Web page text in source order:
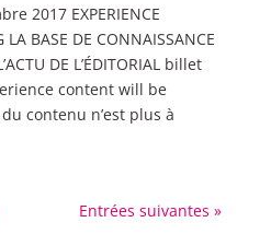
2017 EXPERIENCE
BASE DE CONNAISSANCE
DE L’ÉDITORIAL billet
content will be
contenu n’est plus à
Entrées suivantes »